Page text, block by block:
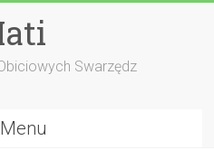
Swarzędz
Menu